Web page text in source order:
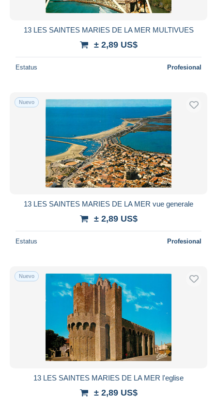
13 LES SAINTES MARIES DE LA MER MULTIVUES
± 2,89 US$
Estatus Profesional
Nuevo
13 LES SAINTES MARIES DE LA MER vue generale
± 2,89 US$
Estatus Profesional
Nuevo
13 LES SAINTES MARIES DE LA MER l'eglise
± 2,89 US$